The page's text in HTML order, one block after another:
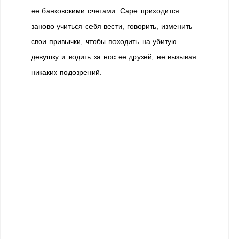
ее банковскими счетами. Саре приходится
заново учиться себя вести, говорить, изменить
свои привычки, чтобы походить на убитую
девушку и водить за нос ее друзей, не вызывая
никаких подозрений.